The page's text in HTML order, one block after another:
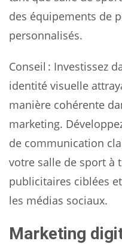
des équipements de
personnalisés.
Conseil : Investissez
identité visuelle
manière cohérente
marketing.
de communication
votre salle de sport à
publicitaires ciblées
les médias sociaux.
Marketing